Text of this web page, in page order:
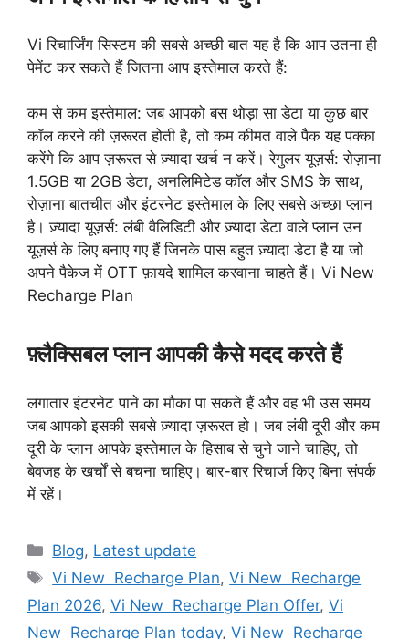
Vi रिचार्जिंग सिस्टम की सबसे अच्छी बात यह है कि आप उतना ही
पेमेंट कर सकते हैं जितना आप इस्तेमाल करते हैं:
कम से कम इस्तेमाल: जब आपको बस थोड़ा सा डेटा या कुछ बार
कॉल करने की ज़रूरत होती है, तो कम कीमत वाले पैक यह पक्का
करेंगे कि आप ज़रूरत से ज़्यादा खर्च न करें। रेगुलर यूज़र्स: रोज़ाना
1.5GB या 2GB डेटा, अनलिमिटेड कॉल और SMS के साथ,
रोज़ाना बातचीत और इंटरनेट इस्तेमाल के लिए सबसे अच्छा प्लान
है। ज़्यादा यूज़र्स: लंबी वैलिडिटी और ज़्यादा डेटा वाले प्लान उन
यूज़र्स के लिए बनाए गए हैं जिनके पास बहुत ज़्यादा डेटा है या जो
अपने पैकेज में OTT फ़ायदे शामिल करवाना चाहते हैं। Vi New
Recharge Plan
फ़्लैक्सिबल प्लान आपकी कैसे मदद करते हैं
लगातार इंटरनेट पाने का मौका पा सकते हैं और वह भी उस समय
जब आपको इसकी सबसे ज़्यादा ज़रूरत हो। जब लंबी दूरी और कम
दूरी के प्लान आपके इस्तेमाल के हिसाब से चुने जाने चाहिए, तो
बेवजह के खर्चों से बचना चाहिए। बार-बार रिचार्ज किए बिना संपर्क
में रहें।
Categories
Blog, Latest update
Tags
Vi New Recharge Plan,Vi New Recharge
Plan 2026, Vi New Recharge Plan Offer, Vi
New Recharge Plan today, Vi New Recharge